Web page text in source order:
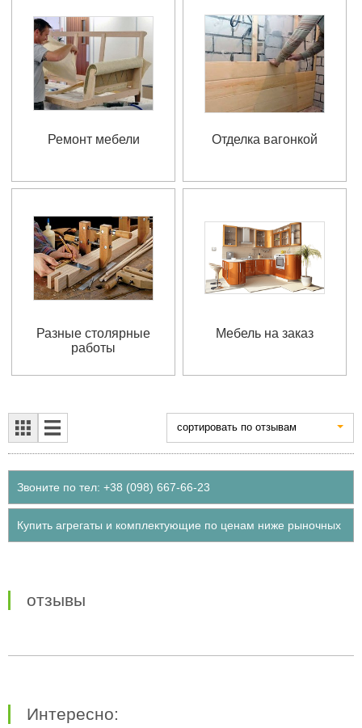
Ремонт мебели Отделка вагонкой
Разные столярные
работы
Мебель на заказ
cортировать по отзывам
Звоните по тел: +38 (098) 667-66-23
Купить агрегаты и комплектующие по ценам ниже рыночных
отзывы
Интересно: